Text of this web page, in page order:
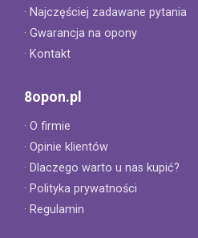
· Najczęściej zadawane pytania
· Gwarancja na opony
· Kontakt
8opon.pl
· O firmie
· Opinie klientów
· Dlaczego warto u nas kupić?
· Polityka prywatności
· Regulamin